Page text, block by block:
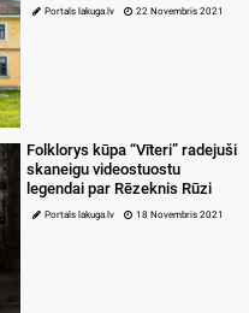
Portals lakuga.lv 22 Novembris 2021
Folklorys kūpa “Vīteri” radejuši
skaneigu videostuostu
legendai par Rēzeknis Rūzi
Portals lakuga.lv 18 Novembris 2021